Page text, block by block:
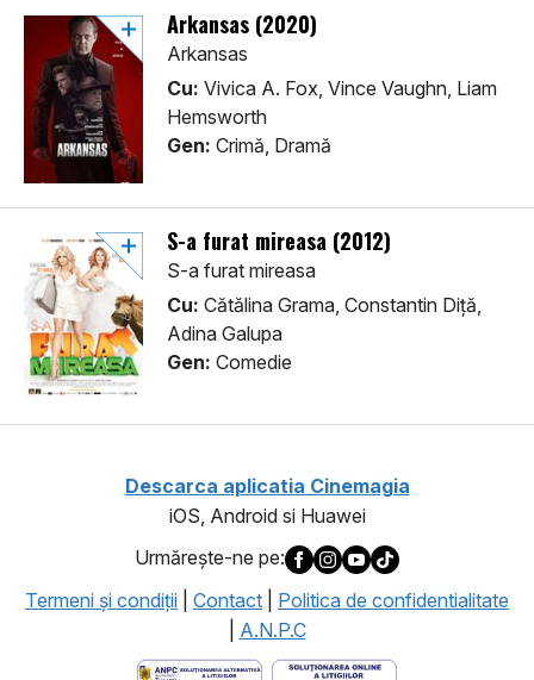
Arkansas (2020)
Arkansas
Cu: Vivica A. Fox, Vince Vaughn, Liam
Hemsworth
Gen: Crimă, Dramă
S-a furat mireasa (2012)
S-a furat mireasa
Cu: Cătălina Grama, Constantin Diță,
Adina Galupa
Gen: Comedie
Descarca aplicatia Cinemagia
iOS, Android si Huawei
Urmăreşte-ne pe:
Termeni şi condiţii
Contact
Politica de confidentialitate
A.N.P.C